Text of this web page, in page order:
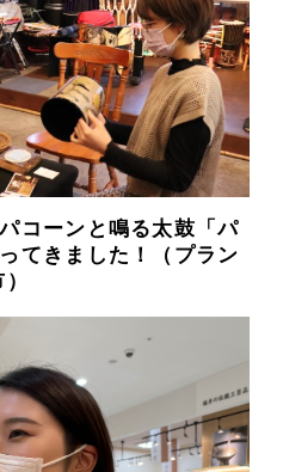
コーンと鳴る太鼓「パ
てきました！（プラン